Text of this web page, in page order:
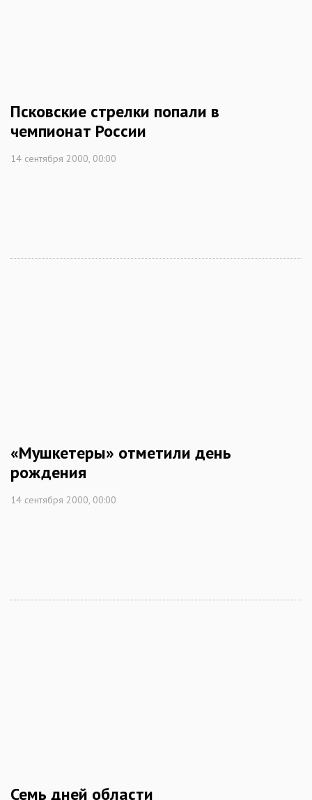
Псковские стрелки попали в
чемпионат России
14 сентября 2000, 00:00
«Мушкетеры» отметили день
рождения
14 сентября 2000, 00:00
Семь дней области